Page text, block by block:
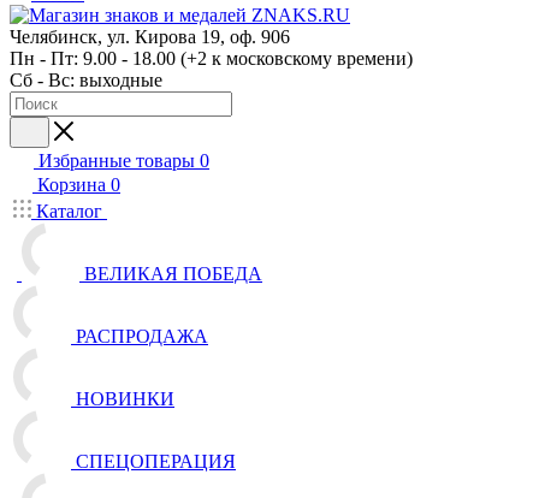
Челябинск, ул. Кирова 19, оф. 906
Пн - Пт: 9.00 - 18.00 (+2 к московскому времени)
Сб - Вс: выходные
Избранные товары 0
Корзина 0
Каталог
ВЕЛИКАЯ ПОБЕДА
РАСПРОДАЖА
НОВИНКИ
СПЕЦОПЕРАЦИЯ